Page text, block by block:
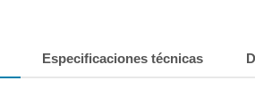
Especificaciones técnicas